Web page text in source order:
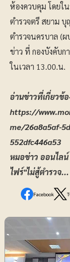
ห้องควบคุม โดยใ
ตำรวจตรี สยาม
ตำรวจนครบาล (
ข่าว ที่ กองบังคับก
ในเวลา 13.00.น.
อ่านข่าวที่เกี่ยวข้
https://
me/26a8a5af-
552dfc446a53
หมอข่าว ออนไลน์
ไฟร์"ไม่สู้ตำรวจ
Facebook